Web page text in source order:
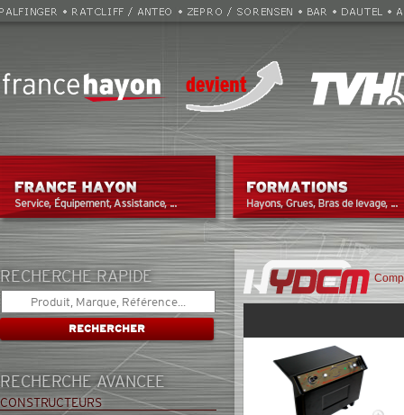
RECHERCHE RAPIDE
RECHERCHE AVANCEE
CONSTRUCTEURS